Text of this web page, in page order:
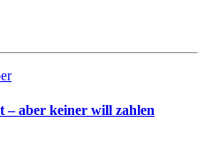
– aber keiner will zahlen